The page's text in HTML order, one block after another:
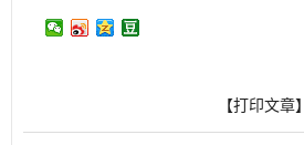
【打印文章】